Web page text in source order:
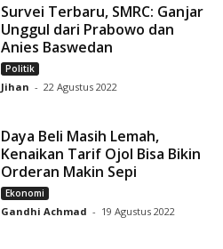
Survei Terbaru, SMRC: Ganjar
Unggul dari Prabowo dan
Anies Baswedan
Politik
Jihan - 22 Agustus 2022
Daya Beli Masih Lemah,
Kenaikan Tarif Ojol Bisa Bikin
Orderan Makin Sepi
Ekonomi
Gandhi Achmad - 19 Agustus 2022